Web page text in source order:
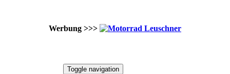
Werbung >>>
Toggle navigation